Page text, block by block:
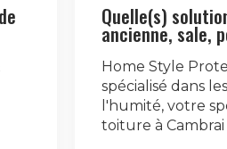
Quelle(s)
ancienne, sale,
Home Style
spécialisé dans
l'humité, votre
toiture à Cambrai